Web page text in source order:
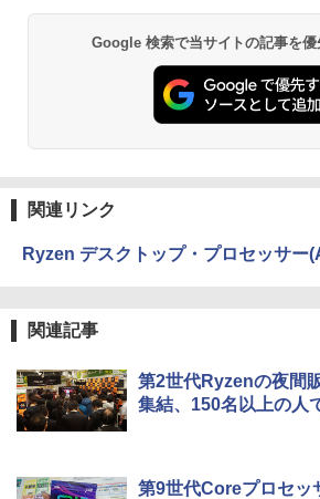
Google 検索で当サイトの記事を優
関連リンク
Ryzen デスクトップ・プロセッサー
関連記事
第2世代Ryzenの夜間
集結、150名以上の人
第9世代Coreプロセッ